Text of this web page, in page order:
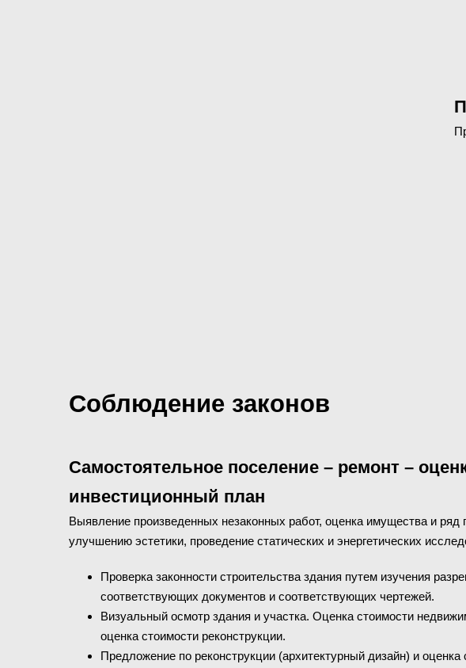
Соблюдение законов
Самостоятельное поселение – ремонт –
инвестиционный план
Выявление произведенных незаконных работ, оценка имущества и ряд
улучшению эстетики, проведение статических и энергетических
Проверка законности строительства здания путем изучения
соответствующих документов и соответствующих чертежей.
Визуальный осмотр здания и участка. Оценка стоимости
оценка стоимости реконструкции.
Предложение по реконструкции (архитектурный дизайн) и оценка